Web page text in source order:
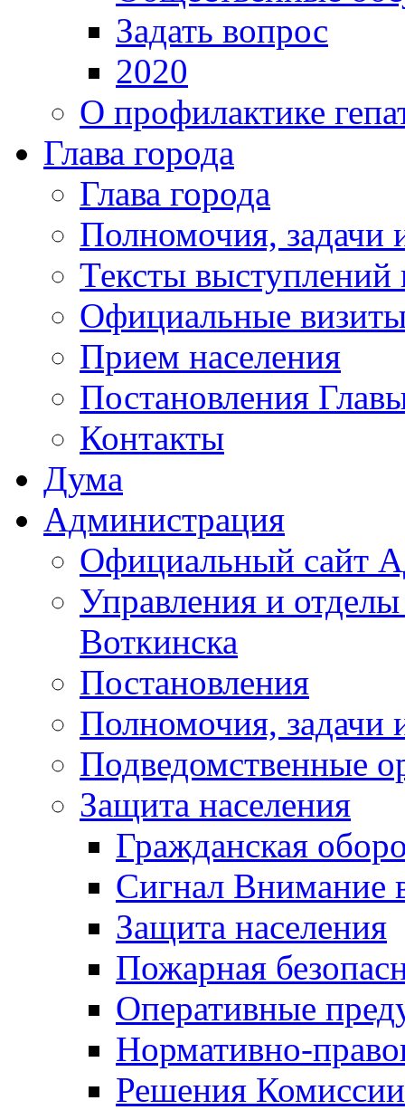
Задать вопрос
2020
О профилактике
Глава города
Глава города
Полномочия, задачи
Тексты выступлений
Официальные
Прием населения
Постановления
Контакты
Дума
Администрация
Официальный сайт
Управления и
Воткинска
Постановления
Полномочия, задачи
Подведомственные
Защита населения
Гражданская
Сигнал Внимание
Защита населения
Пожарная
Оперативные
Нормативно-
Решения